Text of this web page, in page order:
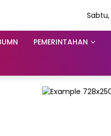
PEMERINTAHAN